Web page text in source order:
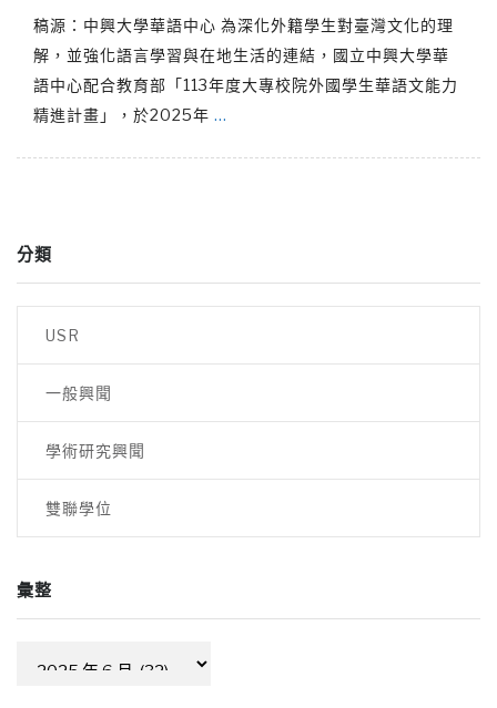
稿源：中興大學華語中心 為深化外籍學生對臺灣文化的理
解，並強化語言學習與在地生活的連結，國立中興大學華
語中心配合教育部「113年度大專校院外國學生華語文能力
精進計畫」，於2025年 …
分類
USR
一般興聞
學術研究興聞
雙聯學位
彙整